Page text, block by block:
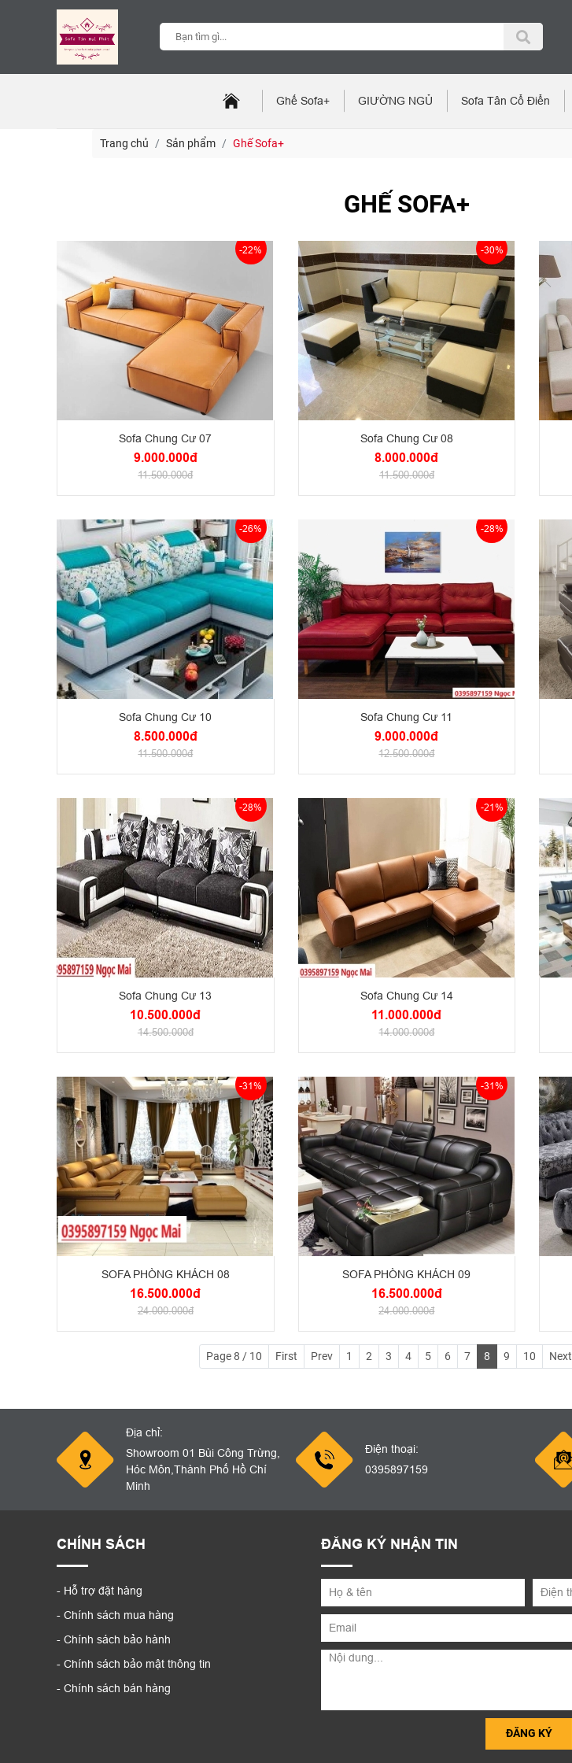
Ghế Sofa+ GIƯỜNG NGỦ Sofa Tân Cổ Điển
Trang chủ Sản phẩm Ghế Sofa+
GHẾ SOFA+
-22%
Sofa Chung Cư 07
9.000.000đ
11.500.000đ
-30%
Sofa Chung Cư 08
8.000.000đ
11.500.000đ
-26%
Sofa Chung Cư 10
8.500.000đ
11.500.000đ
-28%
Sofa Chung Cư 11
9.000.000đ
12.500.000đ
-28%
Sofa Chung Cư 13
10.500.000đ
14.500.000đ
-21%
Sofa Chung Cư 14
11.000.000đ
14.000.000đ
-31%
SOFA PHÒNG KHÁCH 08
16.500.000đ
24.000.000đ
-31%
SOFA PHÒNG KHÁCH 09
16.500.000đ
24.000.000đ
Page 8 / 10 First Prev 1 2 3 4 5 6 7 8 9 10 Next
Địa chỉ:
Showroom 01 Bùi Công Trừng,
Hóc Môn,Thành Phố Hồ Chí
Minh
Điện thoại:
0395897159
CHÍNH SÁCH
- Hỗ trợ đặt hàng
- Chính sách mua hàng
- Chính sách bảo hành
- Chính sách bảo mật thông tin
- Chính sách bán hàng
ĐĂNG KÝ NHẬN TIN